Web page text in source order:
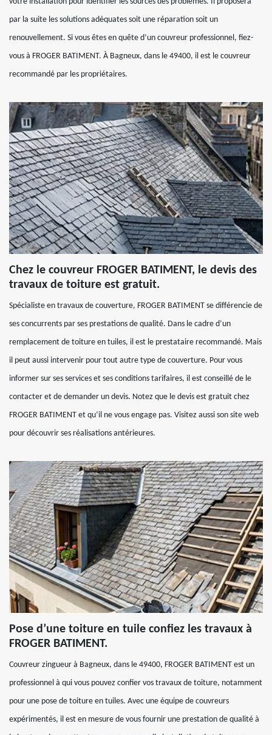
par la suite les solutions adéquates soit une réparation soit un
renouvellement. Si vous êtes en quête d’un couvreur professionnel, fiez-
vous à FROGER BATIMENT. À Bagneux, dans le 49400, il est le couvreur
recommandé par les propriétaires.
Chez le couvreur FROGER BATIMENT, le devis des
travaux de toiture est gratuit.
Spécialiste en travaux de couverture, FROGER BATIMENT se différencie de
ses concurrents par ses prestations de qualité. Dans le cadre d’un
remplacement de toiture en tuiles, il est le prestataire recommandé. Mais
il peut aussi intervenir pour tout autre type de couverture. Pour vous
informer sur ses services et ses conditions tarifaires, il est conseillé de le
contacter et de demander un devis. Notez que le devis est gratuit chez
FROGER BATIMENT et qu’il ne vous engage pas. Visitez aussi son site web
pour découvrir ses réalisations antérieures.
Pose d’une toiture en tuile confiez les travaux à
FROGER BATIMENT.
Couvreur zingueur à Bagneux, dans le 49400, FROGER BATIMENT est un
professionnel à qui vous pouvez confier vos travaux de toiture, notamment
pour une pose de toiture en tuiles. Avec une équipe de couvreurs
expérimentés, il est en mesure de vous fournir une prestation de qualité à